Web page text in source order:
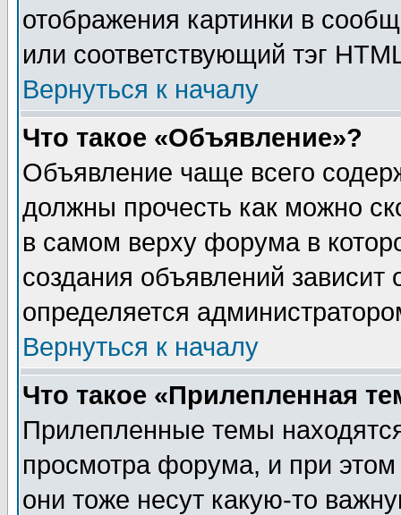
отображения картинки в
или соответствующий тэг
Вернуться к началу
Что такое «Объявление»?
Объявление чаще всего
должны прочесть как можно
в самом верху форума в
создания объявлений зависит
определяется
Вернуться к началу
Что такое «Прилепленная
Прилепленные темы
просмотра форума, и при
они тоже несут какую-то